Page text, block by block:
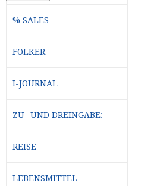
% SALES
FOLKER
I-JOURNAL
ZU- UND DREINGABE:
REISE
LEBENSMITTEL